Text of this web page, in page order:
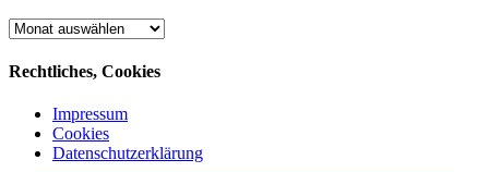
Archiv
Rechtliches, Cookies
Impressum
Cookies
Datenschutzerklärung